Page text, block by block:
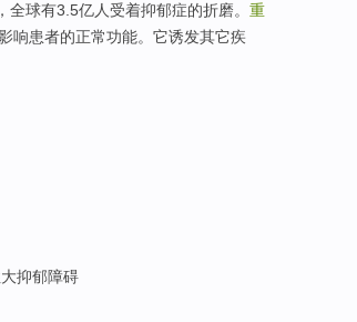
球有3.5亿人受着抑郁症的折磨。 重
响患者的正常功能。它诱发其它疾
抑郁障碍